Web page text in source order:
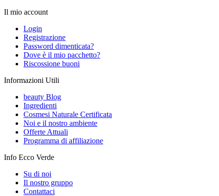
Il mio account
Login
Registrazione
Password dimenticata?
Dove è il mio pacchetto?
Riscossione buoni
Informazioni Utili
beauty Blog
Ingredienti
Cosmesi Naturale Certificata
Noi e il nostro ambiente
Offerte Attuali
Programma di affiliazione
Info Ecco Verde
Su di noi
Il nostro gruppo
Contattaci